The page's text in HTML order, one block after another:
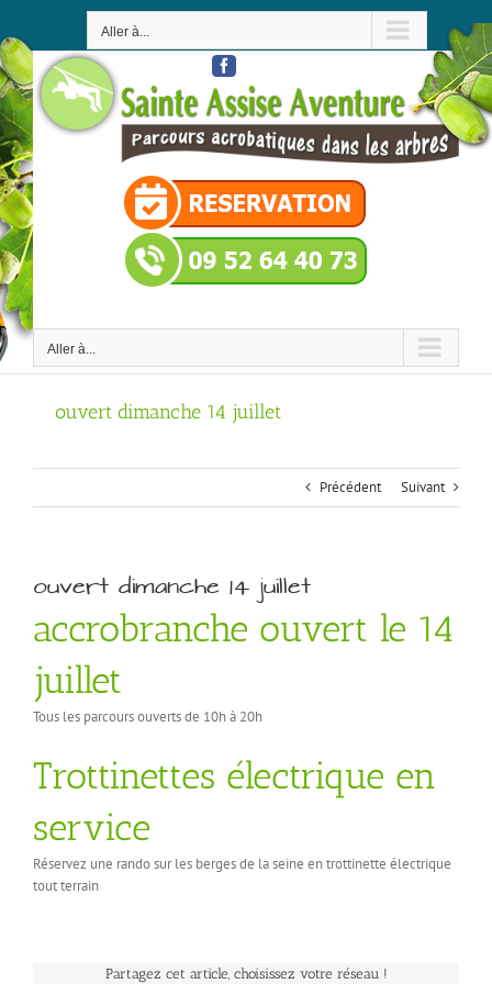
contenu
Aller à...
Facebook
Aller à...
ouvert dimanche 14 juillet
Précédent Suivant
ouvert dimanche 14 juillet
accrobranche ouvert le 14
juillet
Tous les parcours ouverts de 10h à 20h
Trottinettes électrique en
service
Réservez une rando sur les berges de la seine en trottinette électrique
tout terrain
Partagez cet article, choisissez votre réseau !